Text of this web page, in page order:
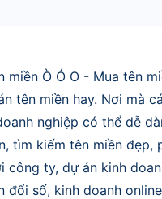
miền Ò Ó O - Mua tên
tên miền hay. Nơi mà
nghiệp có thể dễ
tìm kiếm tên miền đẹp,
công ty, dự án kinh
đổi số, kinh doanh